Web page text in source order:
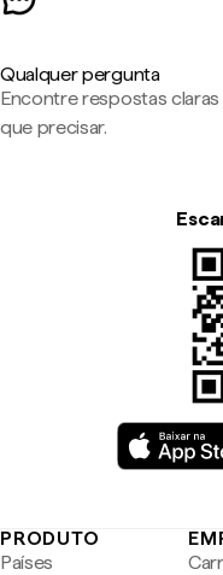
Qualquer pergunta
Encontre respostas
que precisar.
PRODUTO
Países